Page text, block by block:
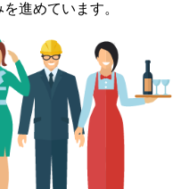
進めています。